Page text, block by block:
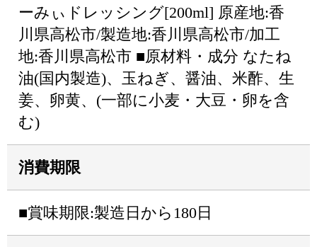
ーみぃドレッシング[200ml] 原産地:香
川県高松市/製造地:香川県高松市/加工
地:香川県高松市 ■原材料・成分 なたね
油(国内製造)、玉ねぎ、醤油、米酢、生
姜、卵黄、(一部に小麦・大豆・卵を含
む)
消費期限
■賞味期限:製造日から180日